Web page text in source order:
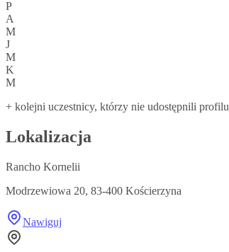
P
A
M
J
M
K
M
+ kolejni uczestnicy, którzy nie udostępnili profilu
Lokalizacja
Rancho Kornelii
Modrzewiowa 20, 83-400 Kościerzyna
Nawiguj